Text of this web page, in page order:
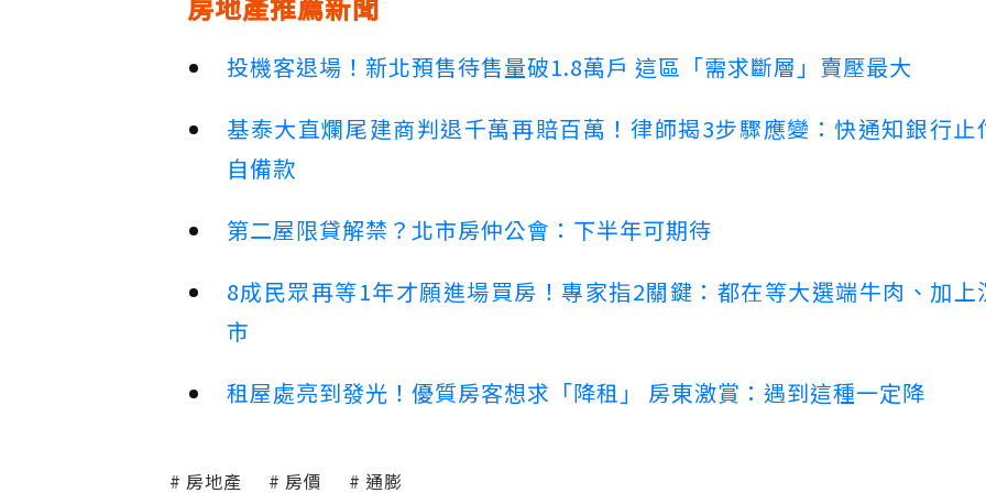
投機客退場！新北預售待售量破1.8萬戶 這區「需求斷層」賣壓最大
基泰大直爛尾建商判退千萬再賠百萬！律師揭3步驟應變：快通知銀行止
自備款
第二屋限貸解禁？北市房仲公會：下半年可期待
8成民眾再等1年才願進場買房！專家指2關鍵：都在等大選端牛肉、加上
市
租屋處亮到發光！優質房客想求「降租」 房東激賞：遇到這種一定降
房地產 房價 通膨